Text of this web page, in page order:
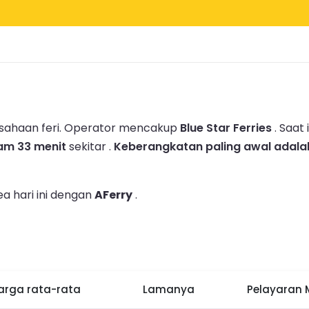
feri. Operator mencakup Blue Star Ferries. Saat
33 menit sekitar . Keberangkatan paling awal
hari ini denganAFerry.
rata-rata Lamanya Pelayaran